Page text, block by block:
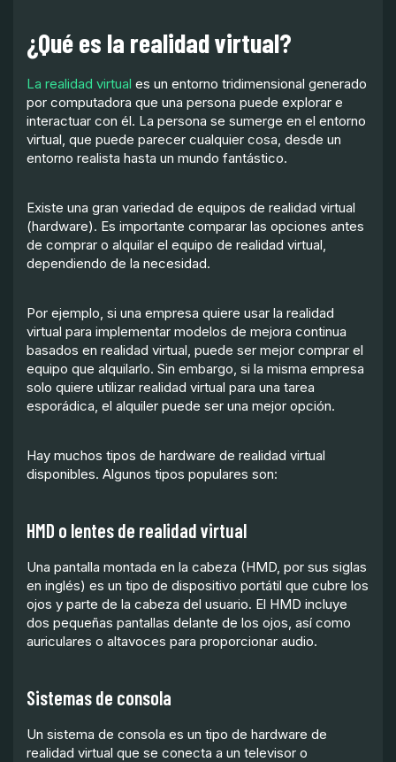
¿Qué es la realidad virtual?
La realidad virtual es un entorno tridimensional generado
por computadora que una persona puede explorar e
interactuar con él. La persona se sumerge en el entorno
virtual, que puede parecer cualquier cosa, desde un
entorno realista hasta un mundo fantástico.
Existe una gran variedad de equipos de realidad virtual
(hardware). Es importante comparar las opciones antes
de comprar o alquilar el equipo de realidad virtual,
dependiendo de la necesidad.
Por ejemplo, si una empresa quiere usar la realidad
virtual para implementar modelos de mejora continua
basados en realidad virtual, puede ser mejor comprar el
equipo que alquilarlo. Sin embargo, si la misma empresa
solo quiere utilizar realidad virtual para una tarea
esporádica, el alquiler puede ser una mejor opción.
Hay muchos tipos de hardware de realidad virtual
disponibles. Algunos tipos populares son:
HMD o lentes de realidad virtual
Una pantalla montada en la cabeza (HMD, por sus siglas
en inglés) es un tipo de dispositivo portátil que cubre los
ojos y parte de la cabeza del usuario. El HMD incluye
dos pequeñas pantallas delante de los ojos, así como
auriculares o altavoces para proporcionar audio.
Sistemas de consola
Un sistema de consola es un tipo de hardware de
realidad virtual que se conecta a un televisor o